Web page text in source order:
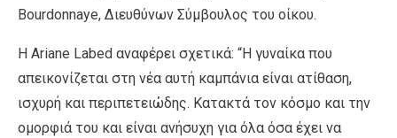
Bourdonnaye, Διευθύνων Σύμβουλος του οίκου.
Η Ariane Labed αναφέρει σχετικά: “Η γυναίκα που
απεικονίζεται στη νέα αυτή καμπάνια είναι ατίθαση,
ισχυρή και περιπετειώδης. Κατακτά τον κόσμο και την
ομορφιά του και είναι ανήσυχη για όλα όσα έχει να